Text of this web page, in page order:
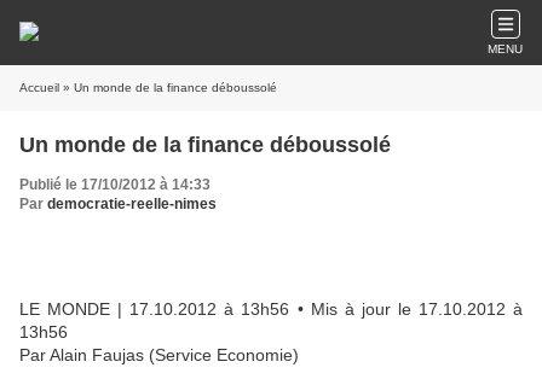
MENU
Accueil » Un monde de la finance déboussolé
Un monde de la finance déboussolé
Publié le 17/10/2012 à 14:33
Par democratie-reelle-nimes
LE MONDE | 17.10.2012 à 13h56 • Mis à jour le 17.10.2012 à
13h56
Par Alain Faujas (Service Economie)